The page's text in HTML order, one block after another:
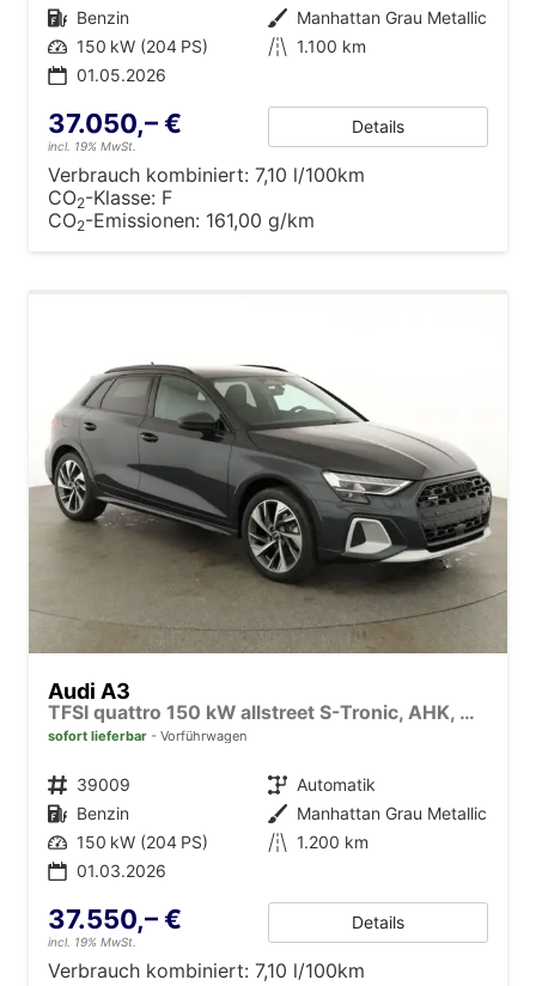
Kraftstoff Benzin Außenfarbe Manhattan Grau Metallic
Leistung 150 kW (204 PS) Kilometerstand 1.100 km
01.05.2026
37.050,– €
incl. 19% MwSt.
Details
Verbrauch kombiniert: 7,10 l/100km
CO2-Klasse: F
CO2-Emissionen: 161,00 g/km
Audi A3
TFSI quattro 150 kW allstreet S-Tronic, AHK, Navi, 18-Zoll, 5-J. Garantie
sofort lieferbar Vorführwagen
Fahrzeugnr. 39009 Getriebe Automatik
Kraftstoff Benzin Außenfarbe Manhattan Grau Metallic
Leistung 150 kW (204 PS) Kilometerstand 1.200 km
01.03.2026
37.550,– €
incl. 19% MwSt.
Details
Verbrauch kombiniert: 7,10 l/100km